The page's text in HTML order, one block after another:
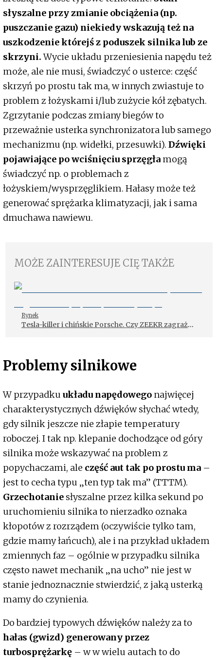
słyszalne przy zmianie obciążenia (np.
puszczanie gazu) niekiedy wskazują też na
uszkodzenie którejś z poduszek silnika lub ze
skrzyni.Wycie układu przeniesienia napędu też
może, ale nie musi, świadczyć o usterce: część
skrzyń po prostu tak ma, w innych zwiastuje to
problem z łożyskami i/lub zużycie kół zębatych.
Zgrzytanie podczas zmiany biegów to
przeważnie usterka synchronizatora lub samego
mechanizmu (np. widełki, przesuwki). Dźwięki
pojawiające po wciśnięciu sprzęgła mogą
świadczyć np. o problemach z
łożyskiem/wysprzęglikiem. Hałasy może też
generować sprężarka klimatyzacji, jak i sama
dmuchawa nawiewu.
MOŻE ZAINTERESUJE CIĘ TAKŻE
Rynek
Tesla-killer i chińskie Porsche. Czy ZEEKR zagraża
Problemy silnikowe
W przypadku układu napędowego najwięcej
charakterystycznych dźwięków słychać wtedy,
gdy silnik jeszcze nie złapie temperatury
roboczej. I tak np. klepanie dochodzące od góry
silnika może wskazywać na problem z
popychaczami, ale część aut tak po prostu ma –
jest to cecha typu „ten typ tak ma” (TTTM).
Grzechotanie słyszalne przez kilka sekund po
uruchomieniu silnika to nierzadko oznaka
kłopotów z rozrządem (oczywiście tylko tam,
gdzie mamy łańcuch), ale i na przykład układem
zmiennych faz – ogólnie w przypadku silnika
często nawet mechanik „na ucho” nie jest w
stanie jednoznacznie stwierdzić, z jaką usterką
mamy do czynienia.
Do bardziej typowych dźwięków należy za to
hałas (gwizd) generowany przez
turbosprężarkę – w w wielu autach to do